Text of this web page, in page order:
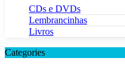
CDs e DVDs
Lembrancinhas
Livros
Categories